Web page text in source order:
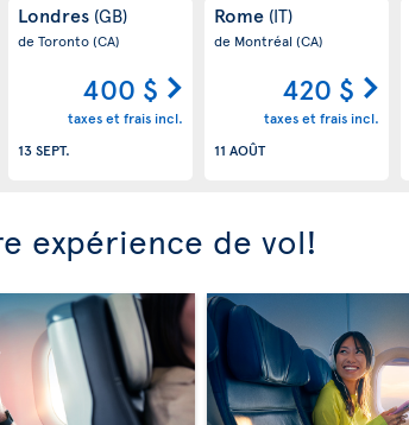
Londres (GB)
de Toronto(CA)
400 $
taxes et frais incl.
13 SEPT.
Rome (IT)
de Montréal(CA)
420 $
taxes et frais incl.
11 AOÛT
expérience de vol!